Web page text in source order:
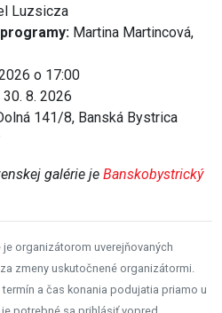
Luzsicza
Martina Martincová,
o 17:00
30. 8. 2026
141/8, Banská Bystrica
galérie je Banskobystrický
organizátorom uverejňovaných
zmeny uskutočnené organizátormi.
a čas konania podujatia priamo u